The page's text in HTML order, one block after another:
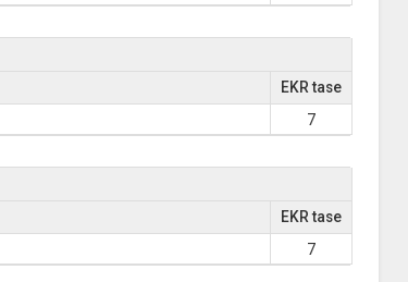
EKR tase
7
EKR tase
7